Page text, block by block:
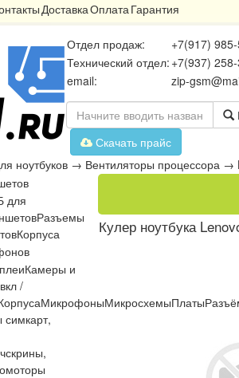
ДоставкаОплатаГарантия
Отдел продаж:
+7(917)
Технический отдел: +7(937)
email:
zip-
Скачать прайс
ноутбуков → Вентиляторы процессора →
для
Разъемы
Корпуса
Камеры и
/
МикрофоныМикросхемыПлаты
Кулер ноутбука